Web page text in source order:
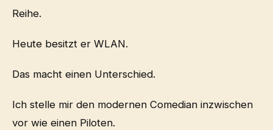
Reihe.
Heute besitzt er WLAN.
Das macht einen Unterschied.
Ich stelle mir den modernen Comedian inzwischen
vor wie einen Piloten.